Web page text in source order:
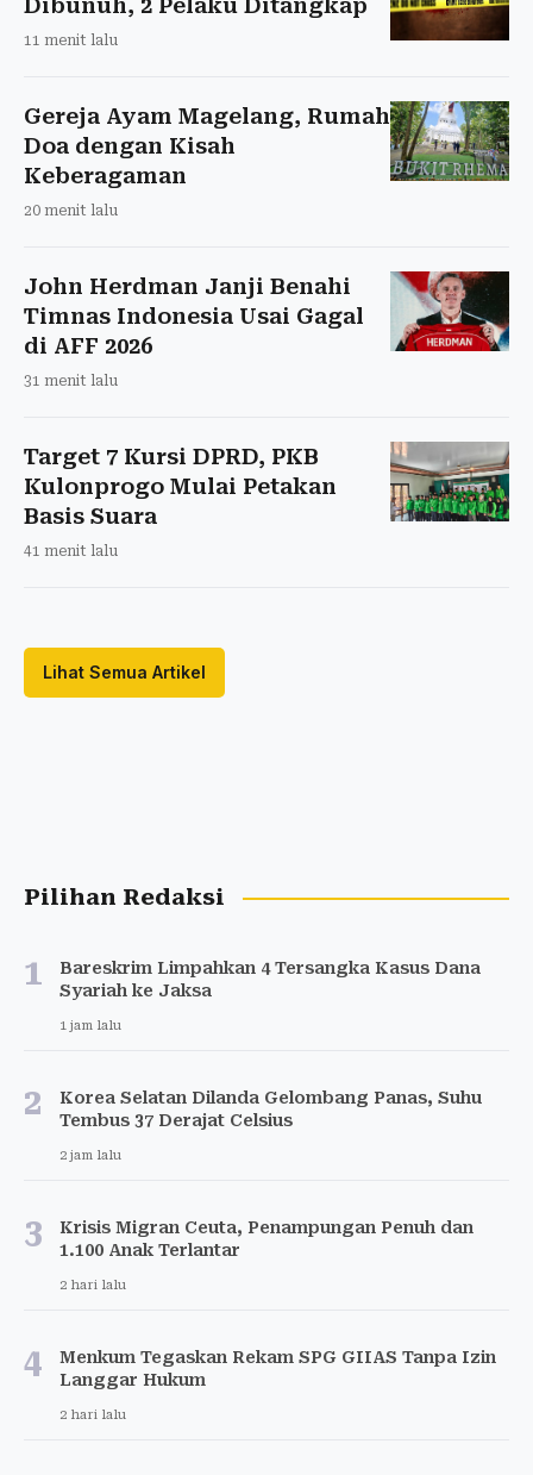
Dibunuh, 2 Pelaku Ditangkap
11 menit lalu
Gereja Ayam Magelang, Rumah
Doa dengan Kisah
Keberagaman
20 menit lalu
John Herdman Janji Benahi
Timnas Indonesia Usai Gagal
di AFF 2026
31 menit lalu
Target 7 Kursi DPRD, PKB
Kulonprogo Mulai Petakan
Basis Suara
41 menit lalu
Lihat Semua Artikel
Pilihan Redaksi
1
Bareskrim Limpahkan 4 Tersangka Kasus Dana
Syariah ke Jaksa
1 jam lalu
2
Korea Selatan Dilanda Gelombang Panas, Suhu
Tembus 37 Derajat Celsius
2 jam lalu
3
Krisis Migran Ceuta, Penampungan Penuh dan
1.100 Anak Terlantar
2 hari lalu
4
Menkum Tegaskan Rekam SPG GIIAS Tanpa Izin
Langgar Hukum
2 hari lalu